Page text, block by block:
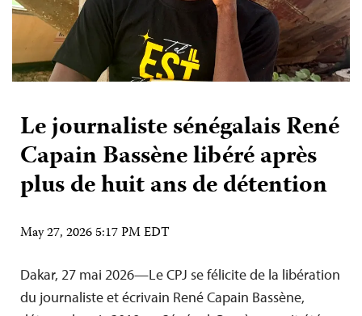
Le journaliste sénégalais René
Capain Bassène libéré après
plus de huit ans de détention
May 27, 2026 5:17 PM EDT
Dakar, 27 mai 2026—Le CPJ se félicite de la libération
du journaliste et écrivain René Capain Bassène,